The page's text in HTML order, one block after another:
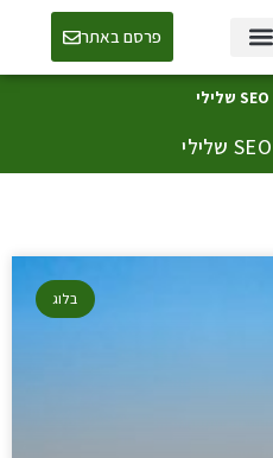
פרסם באתר
SEO שלילי
בלוג